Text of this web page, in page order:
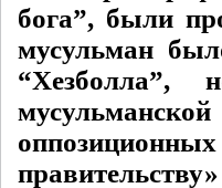
бога”, были
мусульман